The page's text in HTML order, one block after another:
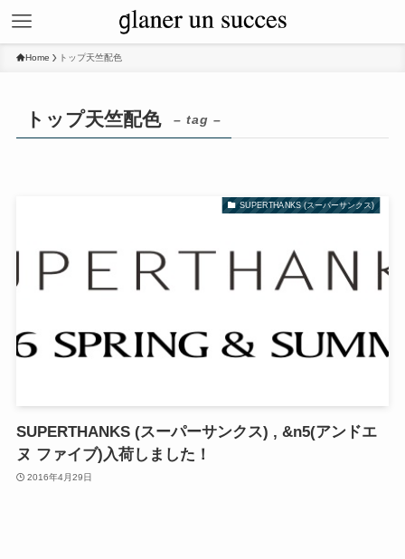
Home トップ天竺配色
トップ天竺配色 – tag –
SUPERTHANKS (スーパーサンクス)
SUPERTHANKS (スーパーサンクス) , &n5(アンドエ
ヌ ファイブ)入荷しました！
2016年4月29日